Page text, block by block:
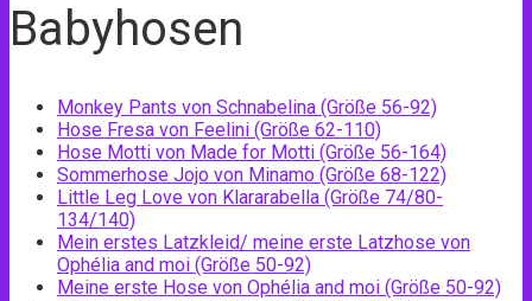
Babyhosen
Monkey Pants von Schnabelina (Größe 56-92)
Hose Fresa von Feelini (Größe 62-110)
Hose Motti von Made for Motti (Größe 56-164)
Sommerhose Jojo von Minamo (Größe 68-122)
Little Leg Love von Klararabella (Größe 74/80-
134/140)
Mein erstes Latzkleid/ meine erste Latzhose von
Ophélia and moi (Größe 50-92)
Meine erste Hose von Ophélia and moi (Größe 50-92)